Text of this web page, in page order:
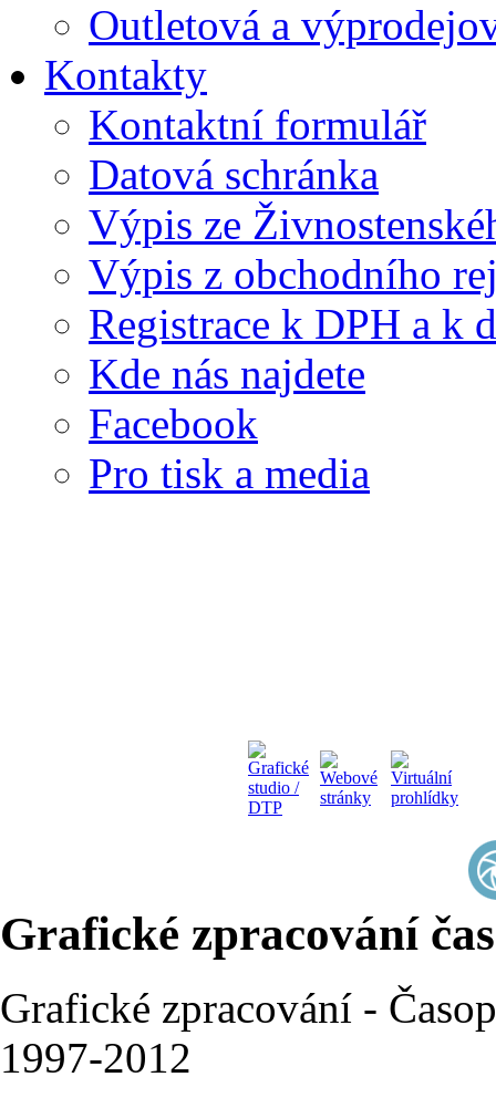
Outletová a
Kontakty
Kontaktní formulář
Datová schránka
Výpis ze
Výpis z obchodního
Registrace k DPH a k
Kde nás najdete
Facebook
Pro tisk a media
Grafické zpracování
Grafické zpracování -
1997-2012